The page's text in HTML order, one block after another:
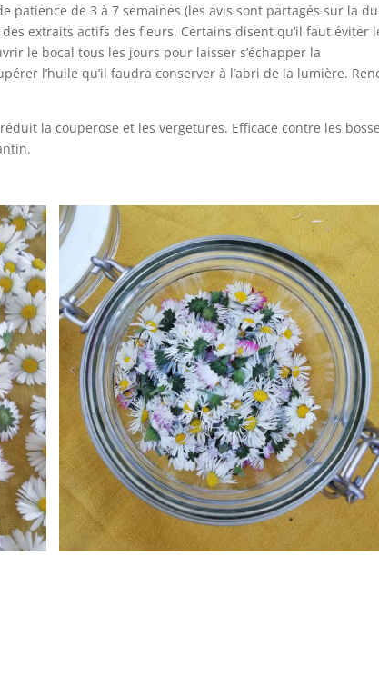
patience de 3 à 7 semaines (les avis sont partagés sur la
extraits actifs des fleurs. Certains disent qu’il faut éviter
le bocal tous les jours pour laisser s’échapper la
l’huile qu’il faudra conserver à l’abri de la lumière.
la couperose et les vergetures. Efficace contre les